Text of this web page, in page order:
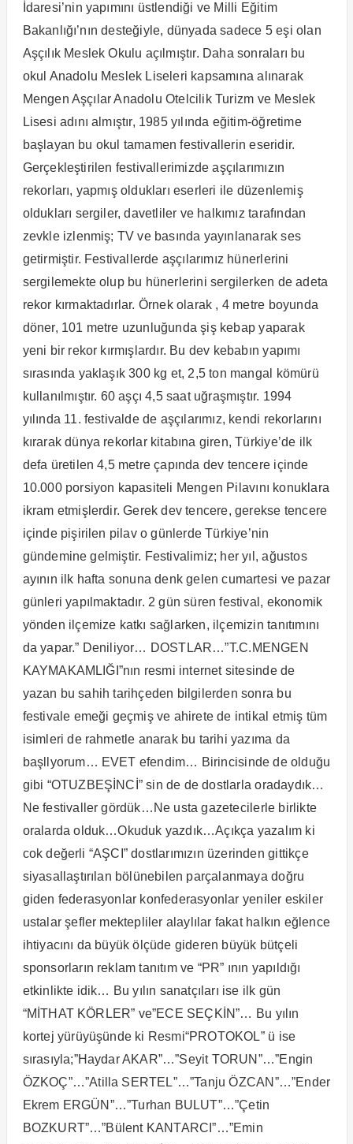
İdaresi’nin yapımını üstlendiği ve Milli Eğitim
Bakanlığı’nın desteğiyle, dünyada sadece 5 eşi olan
Aşçılık Meslek Okulu açılmıştır. Daha sonraları bu
okul Anadolu Meslek Liseleri kapsamına alınarak
Mengen Aşçılar Anadolu Otelcilik Turizm ve Meslek
Lisesi adını almıştır, 1985 yılında eğitim-öğretime
başlayan bu okul tamamen festivallerin eseridir.
Gerçekleştirilen festivallerimizde aşçılarımızın
rekorları, yapmış oldukları eserleri ile düzenlemiş
oldukları sergiler, davetliler ve halkımız tarafından
zevkle izlenmiş; TV ve basında yayınlanarak ses
getirmiştir. Festivallerde aşçılarımız hünerlerini
sergilemekte olup bu hünerlerini sergilerken de adeta
rekor kırmaktadırlar. Örnek olarak , 4 metre boyunda
döner, 101 metre uzunluğunda şiş kebap yaparak
yeni bir rekor kırmışlardır. Bu dev kebabın yapımı
sırasında yaklaşık 300 kg et, 2,5 ton mangal kömürü
kullanılmıştır. 60 aşçı 4,5 saat uğraşmıştır. 1994
yılında 11. festivalde de aşçılarımız, kendi rekorlarını
kırarak dünya rekorlar kitabına giren, Türkiye’de ilk
defa üretilen 4,5 metre çapında dev tencere içinde
10.000 porsiyon kapasiteli Mengen Pilavını konuklara
ikram etmişlerdir. Gerek dev tencere, gerekse tencere
içinde pişirilen pilav o günlerde Türkiye’nin
gündemine gelmiştir. Festivalimiz; her yıl, ağustos
ayının ilk hafta sonuna denk gelen cumartesi ve pazar
günleri yapılmaktadır. 2 gün süren festival, ekonomik
yönden ilçemize katkı sağlarken, ilçemizin tanıtımını
da yapar.” Deniliyor… DOSTLAR…”T.C.MENGEN
KAYMAKAMLIĞI”nın resmi internet sitesinde de
yazan bu sahih tarihçeden bilgilerden sonra bu
festivale emeği geçmiş ve ahirete de intikal etmiş tüm
isimleri de rahmetle anarak bu tarihi yazıma da
başllyorum… EVET efendim… Birincisinde de olduğu
gibi “OTUZBEŞİNCİ” sin de de dostlarla oradaydık…
Ne festivaller gördük…Ne usta gazetecilerle birlikte
oralarda olduk…Okuduk yazdık…Açıkça yazalım ki
cok değerli “AŞCI” dostlarımızın üzerinden gittikçe
siyasallaştırılan bölünebilen parçalanmaya doğru
giden federasyonlar konfederasyonlar yeniler eskiler
ustalar şefler mektepliler alaylılar fakat halkın eğlence
ihtiyacını da büyük ölçüde gideren büyük bütçeli
sponsorların reklam tanıtım ve “PR” ının yapıldığı
etkinlikte idik… Bu yılın sanatçıları ise ilk gün
“MİTHAT KÖRLER” ve”ECE SEÇKİN”… Bu yılın
kortej yürüyüşünde ki Resmi“PROTOKOL” ü ise
sırasıyla;”Haydar AKAR”…”Seyit TORUN”…”Engin
ÖZKOÇ”…”Atilla SERTEL”…”Tanju ÖZCAN”…”Ender
Ekrem ERGÜN”…”Turhan BULUT”…”Çetin
BOZKURT”…”Bülent KANTARCI”…”Emin